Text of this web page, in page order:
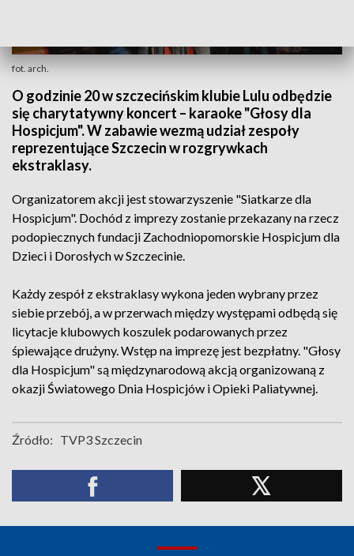
fot. arch.
O godzinie 20 w szczecińskim klubie Lulu odbędzie
się charytatywny koncert – karaoke "Głosy dla
Hospicjum". W zabawie wezmą udział zespoły
reprezentujące Szczecin w rozgrywkach
ekstraklasy.
Organizatorem akcji jest stowarzyszenie "Siatkarze dla
Hospicjum". Dochód z imprezy zostanie przekazany na rzecz
podopiecznych fundacji Zachodniopomorskie Hospicjum dla
Dzieci i Dorosłych w Szczecinie.
Każdy zespół z ekstraklasy wykona jeden wybrany przez
siebie przebój, a w przerwach między występami odbędą się
licytacje klubowych koszulek podarowanych przez
śpiewające drużyny. Wstęp na imprezę jest bezpłatny. "Głosy
dla Hospicjum" są międzynarodową akcją organizowaną z
okazji Światowego Dnia Hospicjów i Opieki Paliatywnej.
Źródło: TVP3 Szczecin